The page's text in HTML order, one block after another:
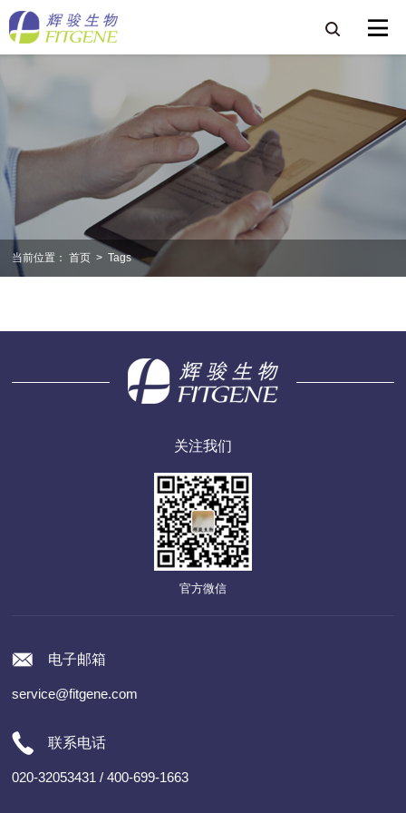
当前位置： 首页 > Tags
关注我们
官方微信
电子邮箱
service@fitgene.com
联系电话
020-32053431 / 400-699-1663